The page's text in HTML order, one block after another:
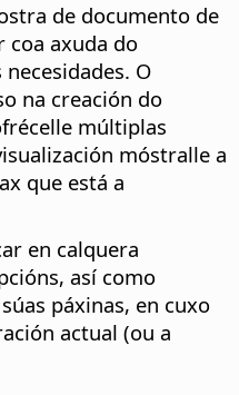
de documento de
coa axuda do
O
na creación do
múltiplas
móstralle a
que está a
en calquera
así como
páxinas, en cuxo
actual (ou a